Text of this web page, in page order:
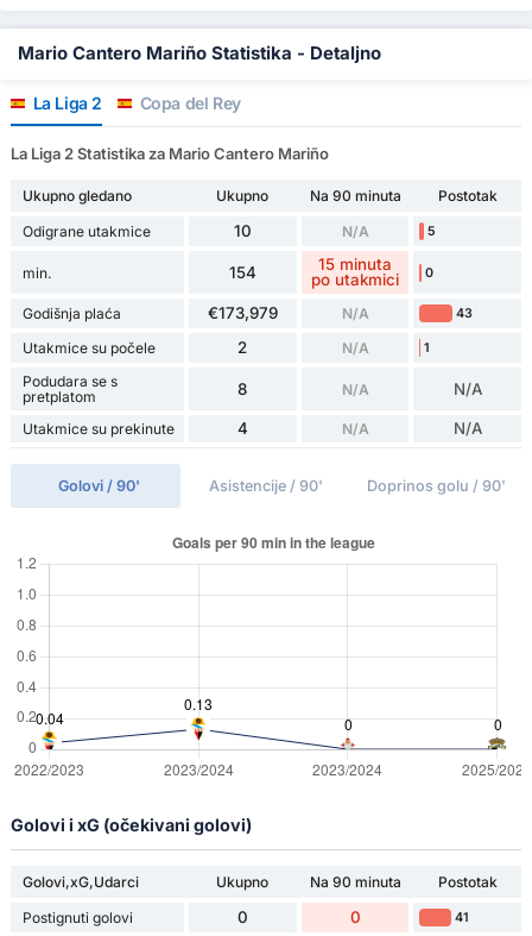
Mario Cantero Mariño Statistika - Detaljno
La Liga 2 Copa del Rey
La Liga 2 Statistika za Mario Cantero Mariño
Ukupno gledano Ukupno Na 90 minuta
Postotak
Odigrane utakmice
10 N/A 5
min. 154
15 minuta
po utakmici
0
Godišnja plaća €173,979 N/A 43
Utakmice su počele 2 N/A 1
Podudara se s
pretplatom
8 N/A N/A
Utakmice su prekinute 4 N/A N/A
Golovi / 90' Asistencije / 90' Doprinos golu / 90'
Golovi i xG (očekivani golovi)
Golovi,xG,Udarci Ukupno Na 90 minuta
Postotak
Postignuti golovi
0 0 41